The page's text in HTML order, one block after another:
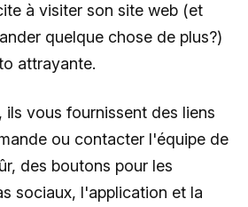
à visiter son site web (et
quelque chose de plus?)
attrayante.
ils vous fournissent des liens
ou contacter l'équipe de
des boutons pour les
sociaux, l'application et la